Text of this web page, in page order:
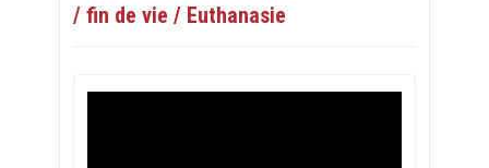
/ fin de vie / Euthanasie